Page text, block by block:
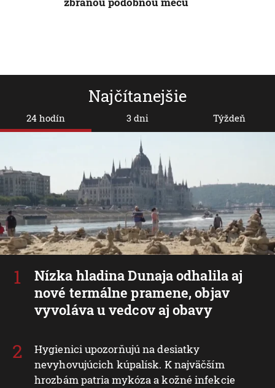
Najčítanejšie
24 hodín
Nízka hladina Dunaja odhalila aj
nové termálne pramene, objav
vyvoláva u vedcov aj obavy
Hygienici upozorňujú na desiatky
nevyhovujúcich kúpalísk. K najväčším
hrozbám patria mykóza a kožné infekcie
3 dni Týždeň